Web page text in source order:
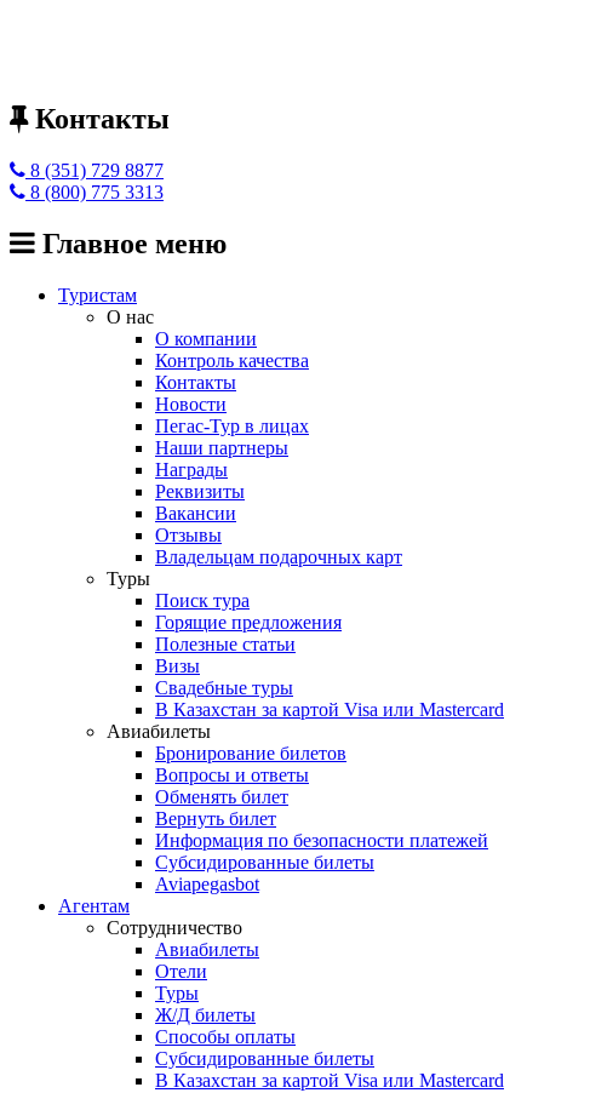
Контакты
8 (351) 729 8877
8 (800) 775 3313
Главное меню
Туристам
О нас
О компании
Контроль качества
Контакты
Новости
Пегас-Тур в лицах
Наши партнеры
Награды
Реквизиты
Вакансии
Отзывы
Владельцам подарочных карт
Туры
Поиск тура
Горящие предложения
Полезные статьи
Визы
Свадебные туры
В Казахстан за картой Visa или Masterсard
Авиабилеты
Бронирование билетов
Вопросы и ответы
Обменять билет
Вернуть билет
Информация по безопасности платежей
Субсидированные билеты
Aviapegasbot
Агентам
Сотрудничество
Авиабилеты
Отели
Туры
Ж/Д билеты
Способы оплаты
Субсидированные билеты
В Казахстан за картой Visa или Masterсard